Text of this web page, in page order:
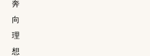
奔
向
理
想